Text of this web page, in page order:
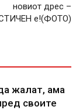
новиот дрес –
е!(ФОТО)
жалат, ама
своите